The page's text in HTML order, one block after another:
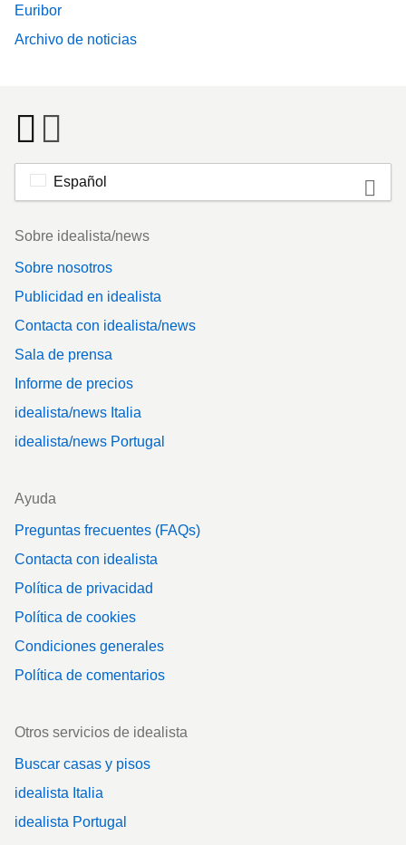
Euribor
Archivo de noticias
Español
Footer
Sobre idealista/news
Sobre nosotros
Publicidad en idealista
Contacta con idealista/news
Sala de prensa
Informe de precios
idealista/news Italia
idealista/news Portugal
Ayuda
Preguntas frecuentes (FAQs)
Contacta con idealista
Política de privacidad
Política de cookies
Condiciones generales
Política de comentarios
Otros servicios de idealista
Buscar casas y pisos
idealista Italia
idealista Portugal